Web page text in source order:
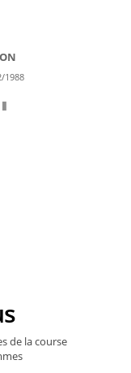
1988
de la course